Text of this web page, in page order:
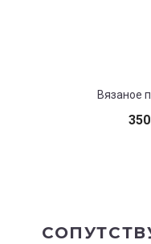
Вязаное